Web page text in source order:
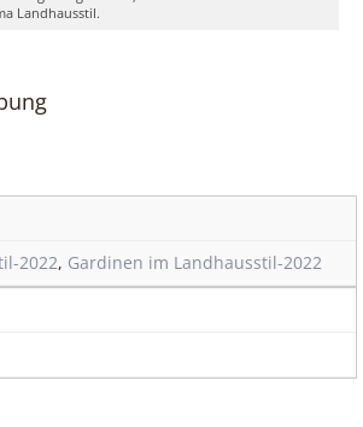
Landhausstil.
2022, Gardinen im Landhausstil-2022